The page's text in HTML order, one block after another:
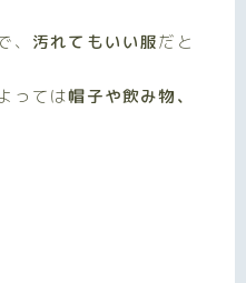
汚れてもいい服だと
っては帽子や飲み物、